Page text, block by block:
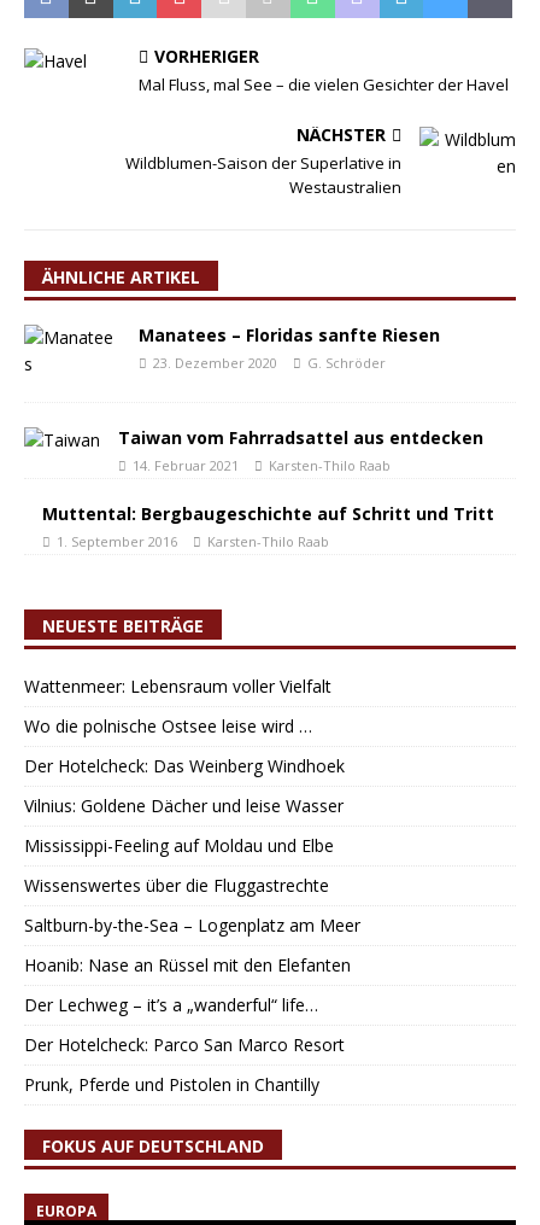
VORHERIGER
Mal Fluss, mal See – die vielen Gesichter der Havel
NÄCHSTER
Wildblumen-Saison der Superlative in
Westaustralien
ÄHNLICHE ARTIKEL
Manatees – Floridas sanfte Riesen
23. Dezember 2020 G. Schröder
Taiwan vom Fahrradsattel aus entdecken
14. Februar 2021 Karsten-Thilo Raab
Muttental: Bergbaugeschichte auf Schritt und Tritt
1. September 2016 Karsten-Thilo Raab
NEUESTE BEITRÄGE
Wattenmeer: Lebensraum voller Vielfalt
Wo die polnische Ostsee leise wird …
Der Hotelcheck: Das Weinberg Windhoek
Vilnius: Goldene Dächer und leise Wasser
Mississippi-Feeling auf Moldau und Elbe
Wissenswertes über die Fluggastrechte
Saltburn-by-the-Sea – Logenplatz am Meer
Hoanib: Nase an Rüssel mit den Elefanten
Der Lechweg – it’s a „wanderful“ life…
Der Hotelcheck: Parco San Marco Resort
Prunk, Pferde und Pistolen in Chantilly
FOKUS AUF DEUTSCHLAND
EUROPA